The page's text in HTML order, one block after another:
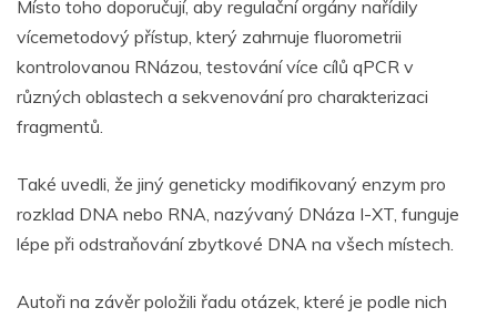
Místo toho doporučují, aby regulační orgány nařídily
vícemetodový přístup, který zahrnuje fluorometrii
kontrolovanou RNázou, testování více cílů qPCR v
různých oblastech a sekvenování pro charakterizaci
fragmentů.
Také uvedli, že jiný geneticky modifikovaný enzym pro
rozklad DNA nebo RNA, nazývaný DNáza I-XT, funguje
lépe při odstraňování zbytkové DNA na všech místech.
Autoři na závěr položili řadu otázek, které je podle nich